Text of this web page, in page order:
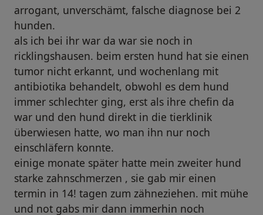
arrogant, unverschämt, falsche diagnose bei 2
hunden.
als ich bei ihr war da war sie noch in
ricklingshausen. beim ersten hund hat sie einen
tumor nicht erkannt, und wochenlang mit
antibiotika behandelt, obwohl es dem hund
immer schlechter ging, erst als ihre chefin da
war und den hund direkt in die tierklinik
überwiesen hatte, wo man ihn nur noch
einschläfern konnte.
einige monate später hatte mein zweiter hund
starke zahnschmerzen , sie gab mir einen
termin in 14! tagen zum zähneziehen. mit mühe
und not gabs mir dann immerhin noch